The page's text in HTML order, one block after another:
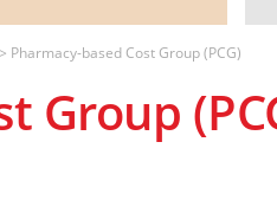
Pharmacy-based Cost Group (PCG)
Group